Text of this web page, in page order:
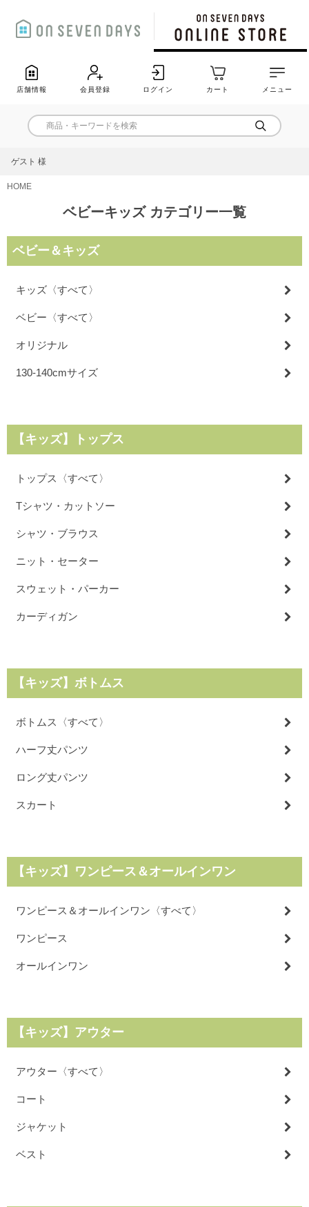
店舗情報 会員登録 ログイン カート メニュー
ゲスト 様
HOME
ベビーキッズ カテゴリー一覧
ベビー＆キッズ
キッズ〈すべて〉
ベビー〈すべて〉
オリジナル
130-140cmサイズ
【キッズ】トップス
トップス〈すべて〉
Tシャツ・カットソー
シャツ・ブラウス
ニット・セーター
スウェット・パーカー
カーディガン
【キッズ】ボトムス
ボトムス〈すべて〉
ハーフ丈パンツ
ロング丈パンツ
スカート
【キッズ】ワンピース＆オールインワン
ワンピース＆オールインワン 〈すべて〉
ワンピース
オールインワン
【キッズ】アウター
アウター〈すべて〉
コート
ジャケット
ベスト